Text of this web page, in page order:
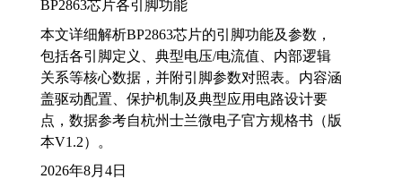
BP2863芯片各引脚功能
本文详细解析BP2863芯片的引脚功能及参数，
包括各引脚定义、典型电压/电流值、内部逻辑
关系等核心数据，并附引脚参数对照表。内容涵
盖驱动配置、保护机制及典型应用电路设计要
点，数据参考自杭州士兰微电子官方规格书（版
本V1.2）。
2026年8月4日